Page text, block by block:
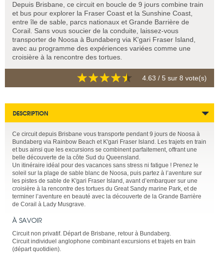
Depuis Brisbane, ce circuit en boucle de 9 jours combine train
et bus pour explorer la Fraser Coast et la Sunshine Coast,
entre île de sable, parcs nationaux et Grande Barrière de
Corail. Sans vous soucier de la conduite, laissez-vous
transporter de Noosa à Bundaberg via K'gari Fraser Island,
avec au programme des expériences variées comme une
croisière à la rencontre des tortues.
4.63 / 5 sur 8 vote(s)
DESCRIPTION
Ce circuit depuis Brisbane vous transporte pendant 9 jours de Noosa à
Bundaberg via Rainbow Beach et K'gari Fraser Island. Les trajets en train
et bus ainsi que les excursions se combinent parfaitement, offrant une
belle découverte de la côte Sud du Queensland.
Un itinéraire idéal pour des vacances sans stress ni fatigue ! Prenez le
soleil sur la plage de sable blanc de Noosa, puis partez à l’aventure sur
les pistes de sable de K'gari Fraser Island, avant d’embarquer sur une
croisière à la rencontre des tortues du Great Sandy marine Park, et de
terminer l’aventure en beauté avec la découverte de la Grande Barrière
de Corail à Lady Musgrave.
À SAVOIR
Circuit non privatif. Départ de Brisbane, retour à Bundaberg.
Circuit individuel anglophone combinant excursions et trajets en train
(départ quotidien).